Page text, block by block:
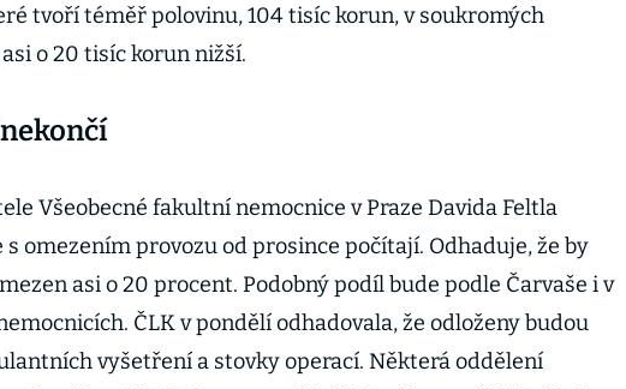
tvoří téměř polovinu, 104 tisíc korun, v soukromých
o 20 tisíc korun nižší.
Všeobecné fakultní nemocnice v Praze Davida Feltla
s omezením provozu od prosince počítají. Odhaduje, že by
asi o 20 procent. Podobný podíl bude podle Čarvaše i v
ČLK v pondělí odhadovala, že odloženy budou
vyšetření a stovky operací. Některá oddělení